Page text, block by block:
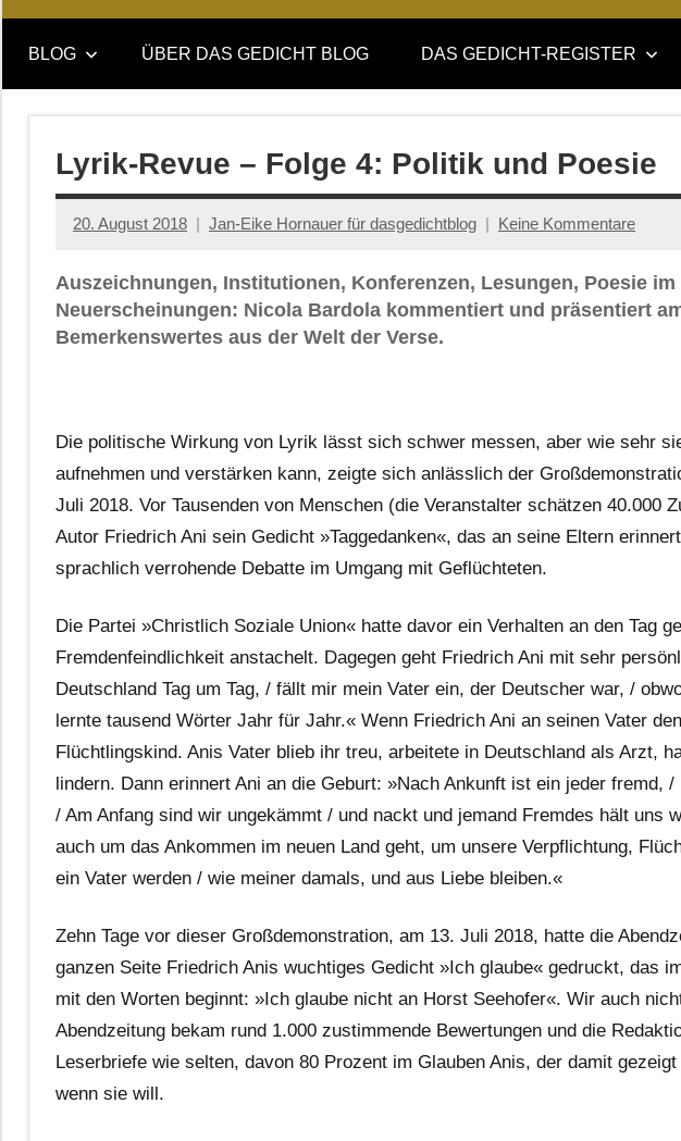
DAS
GEDICHT
blog
DAS
GEDICHT.
Zeitschrift
BLOG ÜBER DAS GEDICHT BLOG DAS GEDICHT-REGISTER
Lyrik-Revue – Folge 4: Politik und Poesie
20. August 2018 Jan-Eike Hornauer für dasgedichtblog Keine Kommentare
Auszeichnungen, Institutionen, Konferenzen, Lesungen, Poesie
Neuerscheinungen: Nicola Bardola kommentiert und präsentiert
Bemerkenswertes aus der Welt der Verse.
Die politische Wirkung von Lyrik lässt sich schwer messen, aber wie sehr
aufnehmen und verstärken kann, zeigte sich anlässlich der
Juli 2018. Vor Tausenden von Menschen (die Veranstalter schätzen 40.000
Autor Friedrich Ani sein Gedicht »Taggedanken«, das an seine Eltern
sprachlich verrohende Debatte im Umgang mit Geflüchteten.
Die Partei »Christlich Soziale Union« hatte davor ein Verhalten an den Tag
Fremdenfeindlichkeit anstachelt. Dagegen geht Friedrich Ani mit sehr
Deutschland Tag um Tag, / fällt mir mein Vater ein, der Deutscher war, /
lernte tausend Wörter Jahr für Jahr.« Wenn Friedrich Ani an seinen Vater
Flüchtlingskind. Anis Vater blieb ihr treu, arbeitete in Deutschland als Arzt,
lindern. Dann erinnert Ani an die Geburt: »Nach Ankunft ist ein jeder fremd,
/ Am Anfang sind wir ungekämmt / und nackt und jemand Fremdes hält uns
auch um das Ankommen im neuen Land geht, um unsere Verpflichtung,
ein Vater werden / wie meiner damals, und aus Liebe bleiben.«
Zehn Tage vor dieser Großdemonstration, am 13. Juli 2018, hatte die
ganzen Seite Friedrich Anis wuchtiges Gedicht »Ich glaube« gedruckt, das
mit den Worten beginnt: »Ich glaube nicht an Horst Seehofer«. Wir auch
Abendzeitung bekam rund 1.000 zustimmende Bewertungen und die
Leserbriefe wie selten, davon 80 Prozent im Glauben Anis, der damit
wenn sie will.